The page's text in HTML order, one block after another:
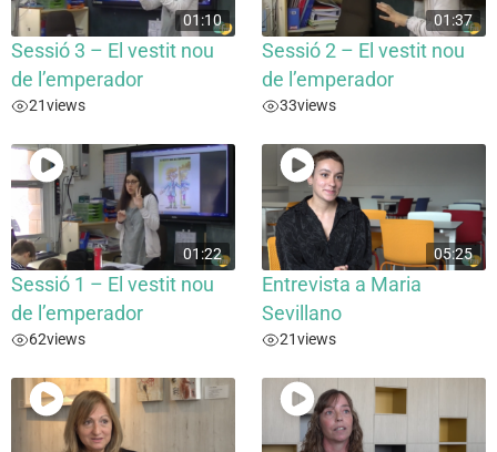
01:10
Sessió 3 – El vestit nou
de l’emperador
21views
01:37
Sessió 2 – El vestit nou
de l’emperador
33views
01:22
Sessió 1 – El vestit nou
de l’emperador
62views
05:25
Entrevista a Maria
Sevillano
21views